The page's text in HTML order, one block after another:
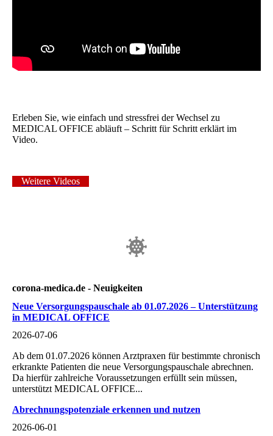
Erleben Sie, wie einfach und stressfrei der Wechsel zu
MEDICAL OFFICE abläuft – Schritt für Schritt erklärt im
Video.
Weitere Videos
corona-medica.de - Neuigkeiten
Neue Versorgungspauschale ab 01.07.2026 – Unterstützung
in MEDICAL OFFICE
2026-07-06
Ab dem 01.07.2026 können Arztpraxen für bestimmte chronisch
erkrankte Patienten die neue Versorgungspauschale abrechnen.
Da hierfür zahlreiche Voraussetzungen erfüllt sein müssen,
unterstützt MEDICAL OFFICE...
Abrechnungspotenziale erkennen und nutzen
2026-06-01